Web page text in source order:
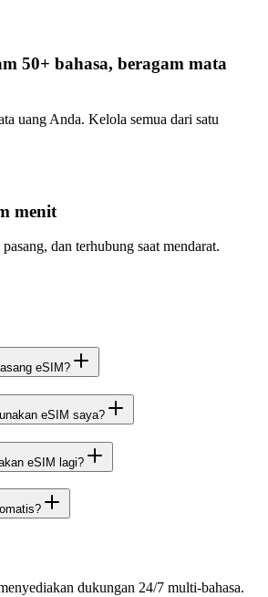
50+ bahasa, beragam mata
uang Anda. Kelola semua dari satu
menit
dan terhubung saat mendarat.
eSIM?
eSIM saya?
eSIM lagi?
dukungan 24/7 multi-bahasa.